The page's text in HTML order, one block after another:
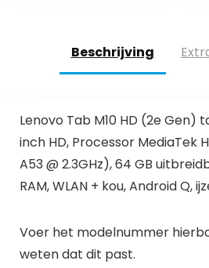
Beschrijving
Lenovo Tab M10 HD (2e Gen)
inch HD, Processor MediaTek
A53 @ 2.3GHz), 64 GB
RAM, WLAN + kou, Android Q,
Voer het modelnummer
weten dat dit past.